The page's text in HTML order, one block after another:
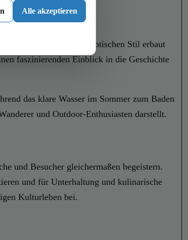
St. Martin, die im gotischen Stil erbaut
faszinierenden Einblick in die Geschichte
das klare Wasser im Sommer zum Baden
und Outdoor-Enthusiasten darstellt.
und Besucher gleichermaßen begeistern.
und für Unterhaltung und kulinarische
Kulturleben bei.
Alle akzeptieren